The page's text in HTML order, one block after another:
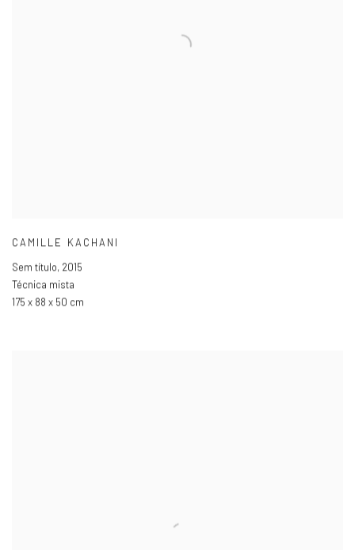
CAMILLE KACHANI
Sem título, 2015
Técnica mista
175 x 88 x 50 cm